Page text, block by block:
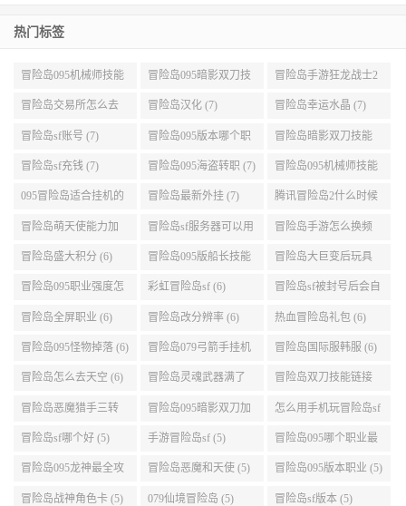
热门标签
冒险岛095机械师技能
展示 (9)
冒险岛095暗影双刀技
能加点 (9)
冒险岛手游狂龙战士2
转 (9)
冒险岛交易所怎么去
(8)
冒险岛汉化 (7) 冒险岛幸运水晶 (7)
冒险岛sf账号 (7) 冒险岛095版本哪个职
业段数高些 (7)
冒险岛暗影双刀技能
加点095版本 (7)
冒险岛sf充钱 (7) 冒险岛095海盗转职 (7) 冒险岛095机械师技能
演示 (7)
095冒险岛适合挂机的
地图 (7)
冒险岛最新外挂 (7) 腾讯冒险岛2什么时候
公测 (7)
冒险岛萌天使能力加
点 (6)
冒险岛sf服务器可以用
自己电脑 (6)
冒险岛手游怎么换频
道 (6)
冒险岛盛大积分 (6) 冒险岛095版船长技能
介绍 (6)
冒险岛大巨变后玩具
城组队任务 (6)
冒险岛095职业强度怎
么选 (6)
彩虹冒险岛sf (6) 冒险岛sf被封号后会自
动关闭电脑 (6)
冒险岛全屏职业 (6) 冒险岛改分辨率 (6) 热血冒险岛礼包 (6)
冒险岛095怪物掉落 (6) 冒险岛079弓箭手挂机
升级的地方 (6)
冒险岛国际服韩服 (6)
冒险岛怎么去天空 (6) 冒险岛灵魂武器满了
(6)
冒险岛双刀技能链接
(5)
冒险岛恶魔猎手三转
技能加点顺序 (5)
冒险岛095暗影双刀加
点 (5)
怎么用手机玩冒险岛sf
(5)
冒险岛sf哪个好 (5) 手游冒险岛sf (5) 冒险岛095哪个职业最
好 (5)
冒险岛095龙神最全攻
略 (5)
冒险岛恶魔和天使 (5) 冒险岛095版本职业 (5)
冒险岛战神角色卡 (5) 079仙境冒险岛 (5) 冒险岛sf版本 (5)